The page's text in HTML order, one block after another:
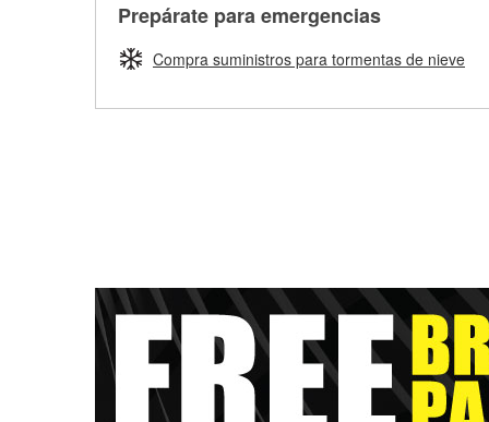
Prepárate para emergencias
Compra suministros para tormentas de nieve